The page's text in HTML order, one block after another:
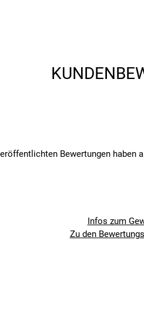
Bewertungen haben
Infos zum
Zu den